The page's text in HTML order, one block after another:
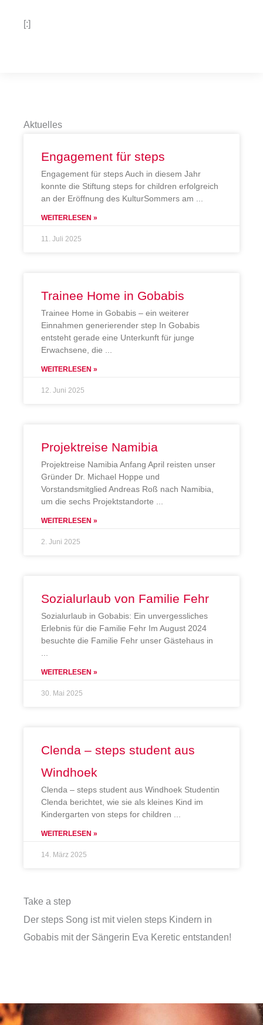
[:]
Aktuelles
Engagement für steps
Engagement für steps Auch in diesem Jahr
konnte die Stiftung steps for children erfolgreich
an der Eröffnung des KulturSommers am
WEITERLESEN »
11. Juli 2025
Trainee Home in Gobabis
Trainee Home in Gobabis – ein weiterer
Einnahmen generierender step In Gobabis
entsteht gerade eine Unterkunft für junge
Erwachsene, die
WEITERLESEN »
12. Juni 2025
Projektreise Namibia
Projektreise Namibia Anfang April reisten unser
Gründer Dr. Michael Hoppe und
Vorstandsmitglied Andreas Roß nach Namibia,
um die sechs Projektstandorte
WEITERLESEN »
2. Juni 2025
Sozialurlaub von Familie Fehr
Sozialurlaub in Gobabis: Ein unvergessliches
Erlebnis für die Familie Fehr Im August 2024
besuchte die Familie Fehr unser Gästehaus in
WEITERLESEN »
30. Mai 2025
Clenda – steps student aus
Windhoek
Clenda – steps student aus Windhoek Studentin
Clenda berichtet, wie sie als kleines Kind im
Kindergarten von steps for children
WEITERLESEN »
14. März 2025
Take a step
Der steps Song ist mit vielen steps Kindern in
Gobabis mit der Sängerin Eva Keretic entstanden!